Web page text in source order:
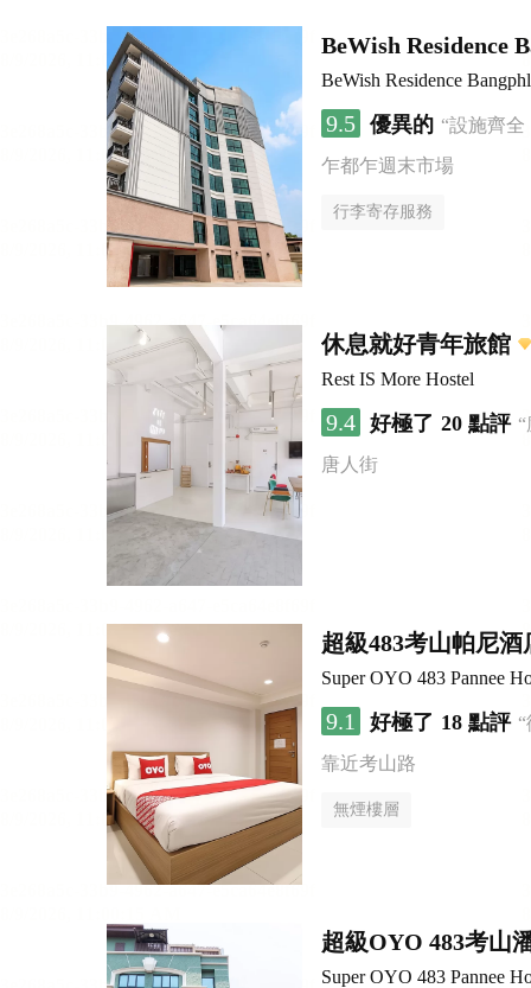
BeWish Residence
BeWish Residence
9.5 優異的 “設施齊全
乍都乍週末市場
行李寄存服務
休息就好青年旅館
Rest IS More Hostel
9.4 好極了 20 點評
唐人街
超級483考山帕尼酒
Super OYO 483 Pannee
9.1 好極了 18 點評
靠近考山路
無煙樓層
超級OYO 483考山
Super OYO 483 Pannee